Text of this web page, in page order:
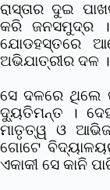
ରାସ୍ତାର ଦୁଇ
କରି ଜନସମୁଦ୍ର
ଯୋଡହସ୍ତରେ
ଅଭିଯାତ୍ରୀର ଦଳ
ସେ ଦଳରେ ଥିଲେ
ଦ୍ୟୁତିମନ୍ତ ।
ମାତୃତ୍ୱ ଓ
ଗୋଟେ
ଏକାକୀ ସେ କାନି